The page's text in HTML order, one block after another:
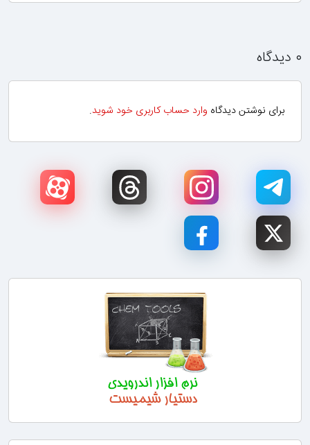
۰ دیدگاه
برای نوشتن دیدگاه وارد حساب کاربری خود شوید.